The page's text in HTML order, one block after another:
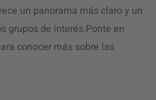
un panorama más claro y un
grupos de interés.Ponte en
conocer más sobre las